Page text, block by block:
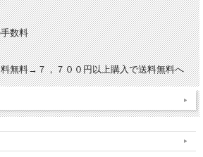
数料
無料→７，７００円以上購入で送料無料へ